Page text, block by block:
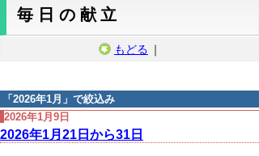
毎日の献立
もどる ｜
「 2026年1月 」で絞込み
2026年1月9日
2026年1月21日から31日